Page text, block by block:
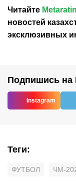
Читайте
новостей
эксклюзивных
Подпишись на
Instagram
Теги:
ФУТБОЛ ЧМ-